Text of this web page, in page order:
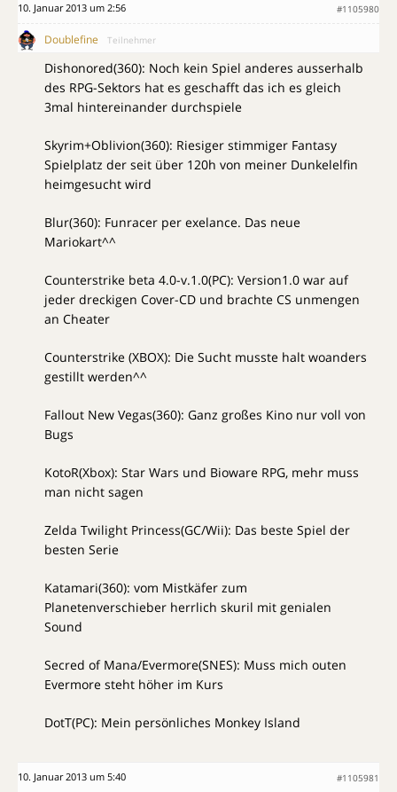
10. Januar 2013 um 2:56 #1105980
Doublefine Teilnehmer
Dishonored(360): Noch kein Spiel anderes ausserhalb
des RPG-Sektors hat es geschafft das ich es gleich
3mal hintereinander durchspiele
Skyrim+Oblivion(360): Riesiger stimmiger Fantasy
Spielplatz der seit über 120h von meiner Dunkelelfin
heimgesucht wird
Blur(360): Funracer per exelance. Das neue
Mariokart^^
Counterstrike beta 4.0-v.1.0(PC): Version1.0 war auf
jeder dreckigen Cover-CD und brachte CS unmengen
an Cheater
Counterstrike (XBOX): Die Sucht musste halt woanders
gestillt werden^^
Fallout New Vegas(360): Ganz großes Kino nur voll von
Bugs
KotoR(Xbox): Star Wars und Bioware RPG, mehr muss
man nicht sagen
Zelda Twilight Princess(GC/Wii): Das beste Spiel der
besten Serie
Katamari(360): vom Mistkäfer zum
Planetenverschieber herrlich skuril mit genialen
Sound
Secred of Mana/Evermore(SNES): Muss mich outen
Evermore steht höher im Kurs
DotT(PC): Mein persönliches Monkey Island
10. Januar 2013 um 5:40 #1105981